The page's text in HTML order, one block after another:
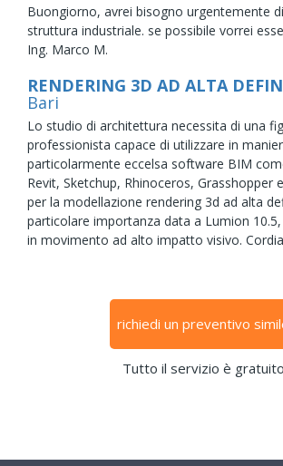
Buongiorno, avrei bisogno urgentemente
struttura industriale. se possibile vorrei
Ing. Marco M.
RENDERING 3D AD ALTA
Bari
Lo studio di architettura necessita di una
professionista capace di utilizzare in
particolarmente eccelsa software BIM
Revit, Sketchup, Rhinoceros, Grasshopper
per la modellazione rendering 3d ad alta
particolare importanza data a Lumion
in movimento ad alto impatto visivo.
richiedi un preventivo
Tutto il servizio è gratuito